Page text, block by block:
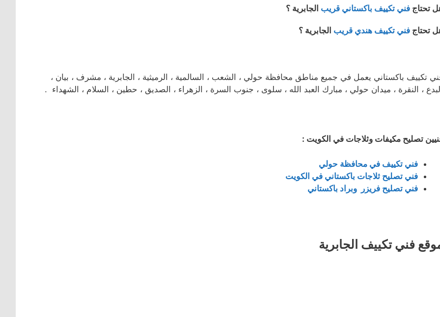
تحتاج فني تكييف باكستاني قريب الجابرية ؟
تحتاج فني تكييف هندي قريب الجابرية ؟
تكييف باكستاني يعمل في جميع مناطق محافظة حولي ، الشعب ، السالمية ، الرميثية ، الجابرية ، مشرف ، بيان ،
، النقرة ، ميدان حولي ، مبارك العبد الله ، سلوى ، جنوب السرة ، الزهراء ، الصديق ، حطين ، السلام ، الشهداء .
تصليح مكيفات وثلاجات في الكويت :
فني تكييف في محافظة حولي
فني تصليح ثلاجات باكستاني في الكويت
فني تصليح فريزر وبراد باكستاني
فني تكييف الجابرية